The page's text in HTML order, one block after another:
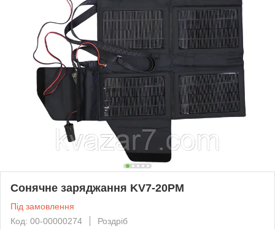
Сонячне заряджання KV7-20PM
Під замовлення
Код: 00-00000274
Роздріб